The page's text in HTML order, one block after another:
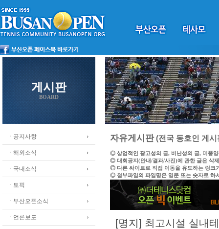
게시판
BOARD
ㆍ공지사항
ㆍ해외소식
ㆍ국내소식
ㆍ토픽
ㆍ부산오픈소식
ㆍ언론보도
자유게시판(전국 동호인 게시
◎ 상업적인 광고성의 글, 비난성의 글, 미풍
◎ 대회공지(안내/결과/사진)에 관한 글은 삭
◎ 다른 싸이트로 직접 이동을 유도하는 링크
◎ 첨부파일의 파일명은 영문 또는 숫자로 하
[명지] 최고시설 실내